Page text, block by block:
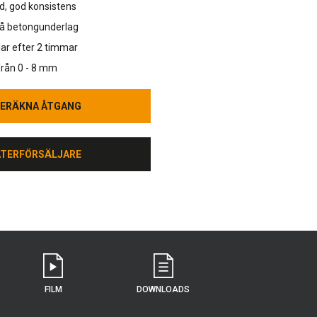
god konsistens
betongunderlag
efter 2 timmar
0 - 8 mm
ÅTGANG
ÅTGANG
FILM DOWNLOADS